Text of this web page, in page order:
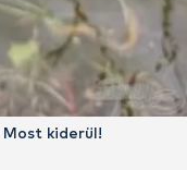
kiderül!